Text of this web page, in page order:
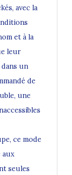
avec la
et à la
leur
un
de
une
ce mode
aux
seules